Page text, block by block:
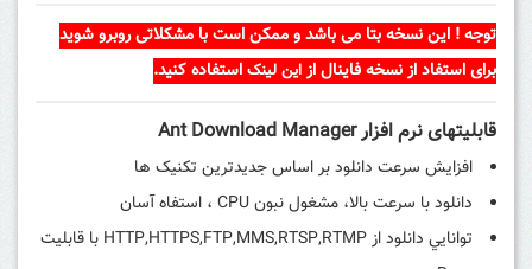
توجه ! این نسخه بتا می باشد و ممکن است با مشکلاتی روبرو شوید
برای استفاد از نسخه فاینال از این لینک استفاده کنید.
قابليتهای نرم افزار Ant Download Manager
افزایش سرعت دانلود بر اساس جدیدترین تکنیک ها
دانلود با سرعت بالا، مشغول نبون CPU ، استفاه آسان
توانايي دانلود از HTTP,HTTPS,FTP,MMS,RTSP,RTMP با قابليت